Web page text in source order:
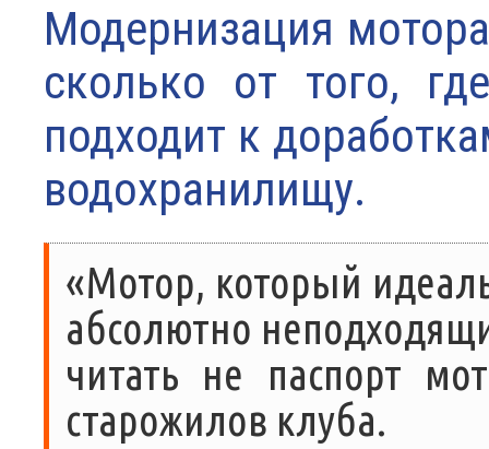
Модернизация
сколько от того,
подходит к
водохранилищу.
«Мотор, который
абсолютно
читать не паспорт
старожилов клуба.